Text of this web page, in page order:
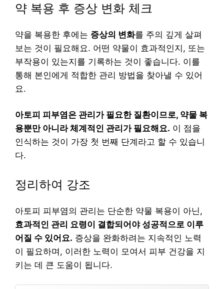
약 복용 후 증상 변화 체크
약을 복용한 후에는 증상의 변화를 주의 깊게 살펴
보는 것이 필요해요. 어떤 약물이 효과적인지, 또는
부작용이 있는지를 기록하는 것이 좋습니다. 이를
통해 본인에게 적합한 관리 방법을 찾아낼 수 있어
요.
아토피 피부염은 관리가 필요한 질환이므로, 약물 복
용뿐만 아니라 체계적인 관리가 필요해요. 이 점을
인식하는 것이 가장 첫 번째 단계라고 할 수 있습니
다.
정리하여 강조
아토피 피부염의 관리는 단순한 약물 복용이 아닌,
효과적인 관리 요령이 결합되어야 성공적으로 이루
어질 수 있어요. 증상을 완화하려는 지속적인 노력
이 필요하며, 이러한 노력이 모여서 피부 건강을 지
키는 데 큰 도움이 됩니다.